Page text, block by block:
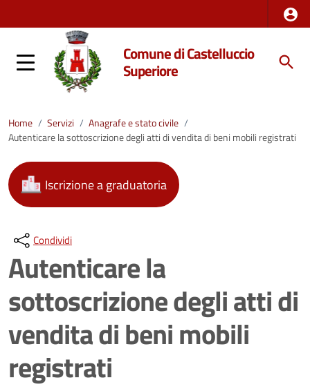
Comune di Castelluccio
Superiore
Home / Servizi / Anagrafe e stato civile /
Autenticare la sottoscrizione degli atti di vendita di beni mobili registrati
Iscrizione a graduatoria
Condividi
Autenticare la
sottoscrizione degli atti di
vendita di beni mobili
registrati